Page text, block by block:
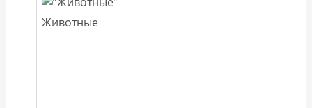
Животные